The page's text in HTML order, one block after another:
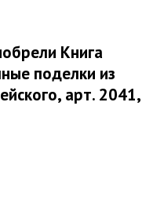
Книга
поделки из
арт. 2041,